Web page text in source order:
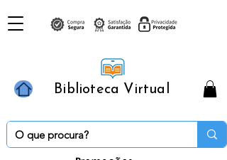
Biblioteca Virtual